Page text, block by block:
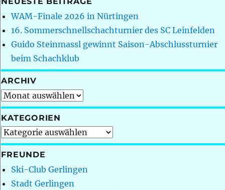
WAM-Finale 2026 in Nürtingen
16. Sommerschnellschachturnier des SC Leinfelden
Guido Steinmassl gewinnt Saison-Abschlussturnier
beim Schachklub
ARCHIV
Archiv
KATEGORIEN
Kategorien
FREUNDE
Ski-Club Gerlingen
Stadt Gerlingen